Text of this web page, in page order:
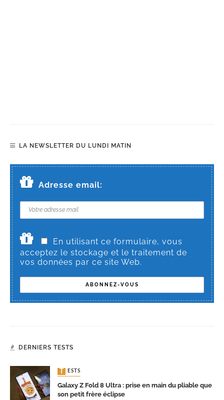
LA NEWSLETTER DU LUNDI MATIN
Adresse email:
En utilisant ce formulaire, vous
acceptez le stockage et le traitement de
vos données par ce site Web.
DERNIERS TESTS
TESTS
Galaxy Z Fold 8 Ultra : prise en main du pliable que
son petit frère éclipse